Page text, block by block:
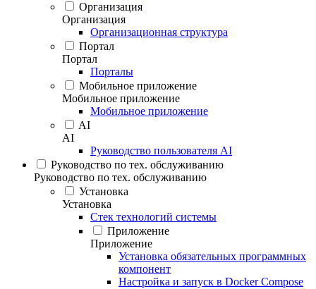
Организация
Организация
Организационная структура
Портал
Портал
Порталы
Мобильное приложение
Мобильное приложение
Мобильное приложение
AI
AI
Руководство пользователя AI
Руководство по тех. обслуживанию
Руководство по тех. обслуживанию
Установка
Установка
Стек технологий системы
Приложение
Приложение
Установка обязательных программных
компонент
Настройка и запуск в Docker Compose